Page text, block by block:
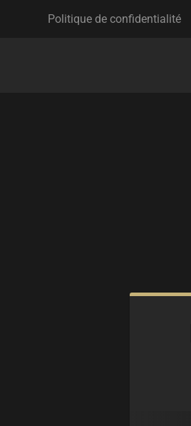
Politique de confidentialité